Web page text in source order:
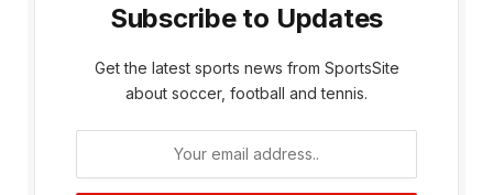
Subscribe to Updates
Get the latest sports news from SportsSite
about soccer, football and tennis.